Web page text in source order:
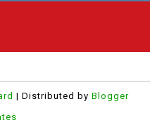
| Distributed by Blogger